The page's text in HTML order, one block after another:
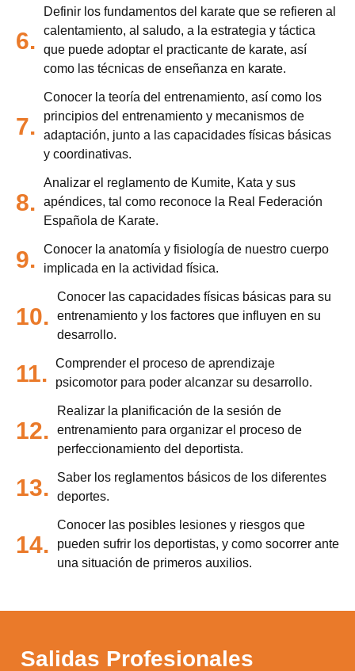
6.
Definir los fundamentos del karate que se refieren al
calentamiento, al saludo, a la estrategia y táctica
que puede adoptar el practicante de karate, así
como las técnicas de enseñanza en karate.
7.
Conocer la teoría del entrenamiento, así como los
principios del entrenamiento y mecanismos de
adaptación, junto a las capacidades físicas básicas
y coordinativas.
8.
Analizar el reglamento de Kumite, Kata y sus
apéndices, tal como reconoce la Real Federación
Española de Karate.
9.
Conocer la anatomía y fisiología de nuestro cuerpo
implicada en la actividad física.
10.
Conocer las capacidades físicas básicas para su
entrenamiento y los factores que influyen en su
desarrollo.
11.
Comprender el proceso de aprendizaje
psicomotor para poder alcanzar su desarrollo.
12.
Realizar la planificación de la sesión de
entrenamiento para organizar el proceso de
perfeccionamiento del deportista.
13.
Saber los reglamentos básicos de los diferentes
deportes.
14.
Conocer las posibles lesiones y riesgos que
pueden sufrir los deportistas, y como socorrer ante
una situación de primeros auxilios.
Salidas Profesionales